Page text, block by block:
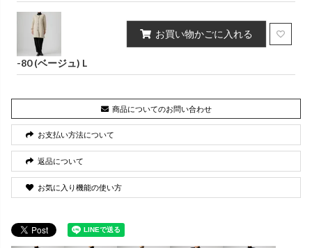
-80 (ベージュ) L
お買い物かごに入れる
商品についてのお問い合わせ
お支払い方法について
返品について
お気に入り機能の使い方